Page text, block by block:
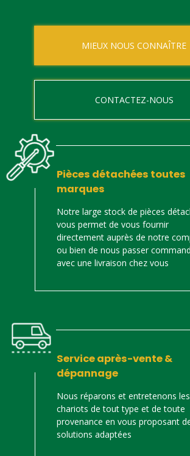
MIEUX NOUS CONNAÎTRE
CONTACTEZ-NOUS
Pièces détachées toutes
marques
Notre large stock de pièces
vous permet de vous fournir
directement auprès de notre
ou bien de nous passer
avec une livraison chez vous
Service après-vente &
dépannage
Nous réparons et entretenons les
chariots de tout type et de toute
provenance en vous proposant
solutions adaptées